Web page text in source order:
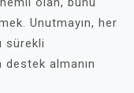
Unutmayın, her
sürekli
destek almanın